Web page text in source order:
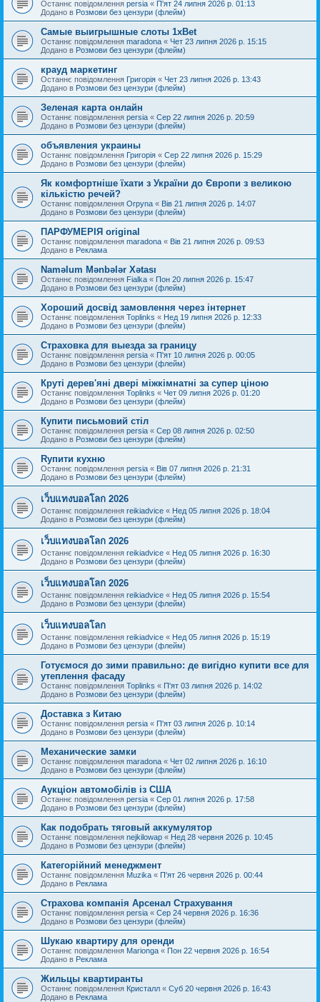
Останнє повідомлення persia « П'ят 24 липня 2026 р. 01:13
Додано в Розмови без цензури (флейм)
Самые выигрышные слоты 1xBet
Останнє повідомлення maradona « Чет 23 липня 2026 р. 15:15
Додано в Розмови без цензури (флейм)
крауд маркетинг
Останнє повідомлення Григорія « Чет 23 липня 2026 р. 13:43
Додано в Розмови без цензури (флейм)
Зеленая карта онлайн
Останнє повідомлення persia « Сер 22 липня 2026 р. 20:59
Додано в Розмови без цензури (флейм)
объявления украины
Останнє повідомлення Григорія « Сер 22 липня 2026 р. 15:29
Додано в Розмови без цензури (флейм)
Як комфортніше їхати з України до Європи з великою
кількістю речей?
Останнє повідомлення Orpyna « Вів 21 липня 2026 р. 14:07
Додано в Розмови без цензури (флейм)
ПАРФУМЕРІЯ original
Останнє повідомлення maradona « Вів 21 липня 2026 р. 09:53
Додано в Реклама
Naməlum Mənbələr Xətası
Останнє повідомлення Fialka « Пон 20 липня 2026 р. 15:47
Додано в Розмови без цензури (флейм)
Хороший досвід замовлення через інтернет
Останнє повідомлення Toplinks « Нед 19 липня 2026 р. 12:33
Додано в Розмови без цензури (флейм)
Страховка для выезда за границу
Останнє повідомлення persia « П'ят 10 липня 2026 р. 00:05
Додано в Розмови без цензури (флейм)
Круті дерев'яні двері міжкімнатні за супер ціною
Останнє повідомлення Toplinks « Чет 09 липня 2026 р. 01:20
Додано в Розмови без цензури (флейм)
Купити письмовий стіл
Останнє повідомлення persia « Сер 08 липня 2026 р. 02:50
Додано в Розмови без цензури (флейм)
Rупити кухню
Останнє повідомлення persia « Вів 07 липня 2026 р. 21:31
Додано в Розмови без цензури (флейм)
เว็บแทงบอลโลก 2026
Останнє повідомлення reikiadvice « Нед 05 липня 2026 р. 18:04
Додано в Розмови без цензури (флейм)
เว็บแทงบอลโลก 2026
Останнє повідомлення reikiadvice « Нед 05 липня 2026 р. 16:30
Додано в Розмови без цензури (флейм)
เว็บแทงบอลโลก 2026
Останнє повідомлення reikiadvice « Нед 05 липня 2026 р. 15:54
Додано в Розмови без цензури (флейм)
เว็บแทงบอลโลก
Останнє повідомлення reikiadvice « Нед 05 липня 2026 р. 15:19
Додано в Розмови без цензури (флейм)
Готуємося до зими правильно: де вигідно купити все для
утеплення фасаду
Останнє повідомлення Toplinks « П'ят 03 липня 2026 р. 14:02
Додано в Розмови без цензури (флейм)
Доставка з Китаю
Останнє повідомлення persia « П'ят 03 липня 2026 р. 10:14
Додано в Розмови без цензури (флейм)
Механические замки
Останнє повідомлення maradona « Чет 02 липня 2026 р. 16:10
Додано в Розмови без цензури (флейм)
Аукціон автомобілів із США
Останнє повідомлення persia « Сер 01 липня 2026 р. 17:58
Додано в Розмови без цензури (флейм)
Как подобрать тяговый аккумулятор
Останнє повідомлення nejkilowap « Нед 28 червня 2026 р. 10:45
Додано в Розмови без цензури (флейм)
Категорійний менеджмент
Останнє повідомлення Muzika « П'ят 26 червня 2026 р. 00:44
Додано в Реклама
Страхова компанія Арсенал Страхування
Останнє повідомлення persia « Сер 24 червня 2026 р. 16:36
Додано в Розмови без цензури (флейм)
Шукаю квартиру для оренди
Останнє повідомлення Marionga « Пон 22 червня 2026 р. 16:54
Додано в Реклама
Жильцы квартиранты
Останнє повідомлення Кристалл « Суб 20 червня 2026 р. 16:43
Додано в Реклама